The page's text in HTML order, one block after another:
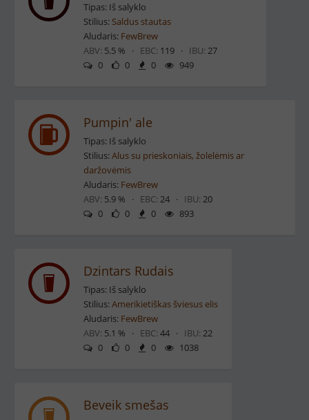
Tipas: Iš salyklo
Stilius: Saldus stautas
Aludaris: FewBrew
ABV: 5.5 % · EBC: 119 · IBU: 27
0
0 0 949
Pumpin' ale
Tipas: Iš salyklo
Stilius:Alus su prieskoniais, žolelėmis ar
daržovėmis
Aludaris: FewBrew
ABV: 5.9 % · EBC: 24 · IBU: 20
0
0 0 893
Dzintars Rudais
Tipas: Iš salyklo
Stilius:Amerikietiškas šviesus elis
Aludaris: FewBrew
ABV: 5.1 % · EBC: 44 · IBU: 22
0
0 0 1038
Beveik smešas